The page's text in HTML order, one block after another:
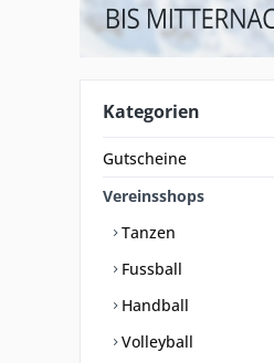
Kategorien
Gutscheine
Vereinsshops
Tanzen
Fussball
Handball
Volleyball